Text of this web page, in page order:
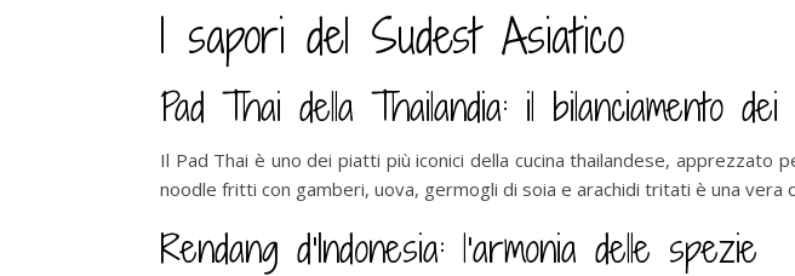
I sapori del Sudest Asiatico
Pad Thai della Thailandia: il bilanciamento dei
Il Pad Thai è uno dei piatti più iconici della cucina thailandese,
noodle fritti con gamberi, uova, germogli di soia e arachidi tritati è una
Rendang d’Indonesia: l’armonia delle spezie